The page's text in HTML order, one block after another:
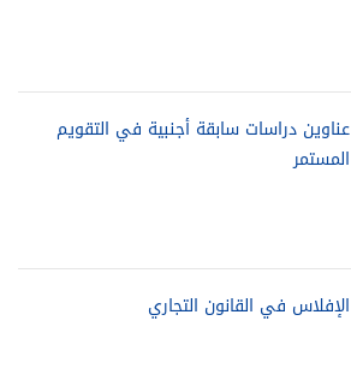
عناوين دراسات سابقة أجنبية في التقويم
المستمر
الإفلاس في القانون التجاري